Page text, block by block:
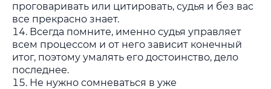
проговаривать или цитировать, судья и без вас
все прекрасно знает.
Всегда помните, именно судья управляет
всем процессом и от него зависит конечный
итог, поэтому умалять его достоинство, дело
последнее.
Не нужно сомневаться в уже